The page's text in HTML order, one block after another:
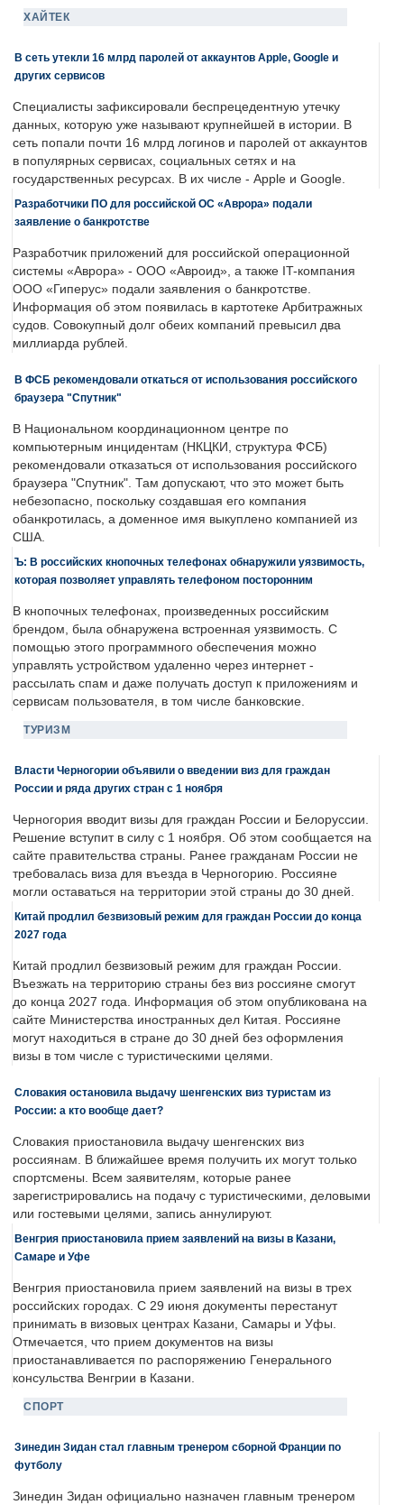
ХАЙТЕК
В сеть утекли 16 млрд паролей от аккаунтов Apple, Google и
других сервисов
Специалисты зафиксировали беспрецедентную утечку
данных, которую уже называют крупнейшей в истории. В
сеть попали почти 16 млрд логинов и паролей от аккаунтов
в популярных сервисах, социальных сетях и на
государственных ресурсах. В их числе - Apple и Google.
Разработчики ПО для российской ОС «Аврора» подали
заявление о банкротстве
Разработчик приложений для российской операционной
системы «Аврора» - ООО «Авроид», а также IT-компания
ООО «Гиперус» подали заявления о банкротстве.
Информация об этом появилась в картотеке Арбитражных
судов. Совокупный долг обеих компаний превысил два
миллиарда рублей.
В ФСБ рекомендовали откаться от использования российского
браузера "Спутник"
В Национальном координационном центре по
компьютерным инцидентам (НКЦКИ, структура ФСБ)
рекомендовали отказаться от использования российского
браузера "Спутник". Там допускают, что это может быть
небезопасно, поскольку создавшая его компания
обанкротилась, а доменное имя выкуплено компанией из
США.
Ъ: В российских кнопочных телефонах обнаружили уязвимость,
которая позволяет управлять телефоном посторонним
В кнопочных телефонах, произведенных российским
брендом, была обнаружена встроенная уязвимость. С
помощью этого программного обеспечения можно
управлять устройством удаленно через интернет -
рассылать спам и даже получать доступ к приложениям и
сервисам пользователя, в том числе банковские.
ТУРИЗМ
Власти Черногории объявили о введении виз для граждан
России и ряда других стран с 1 ноября
Черногория вводит визы для граждан России и Белоруссии.
Решение вступит в силу с 1 ноября. Об этом сообщается на
сайте правительства страны. Ранее гражданам России не
требовалась виза для въезда в Черногорию. Россияне
могли оставаться на территории этой страны до 30 дней.
Китай продлил безвизовый режим для граждан России до конца
2027 года
Китай продлил безвизовый режим для граждан России.
Въезжать на территорию страны без виз россияне смогут
до конца 2027 года. Информация об этом опубликована на
сайте Министерства иностранных дел Китая. Россияне
могут находиться в стране до 30 дней без оформления
визы в том числе с туристическими целями.
Словакия остановила выдачу шенгенских виз туристам из
России: а кто вообще дает?
Словакия приостановила выдачу шенгенских виз
россиянам. В ближайшее время получить их могут только
спортсмены. Всем заявителям, которые ранее
зарегистрировались на подачу с туристическими, деловыми
или гостевыми целями, запись аннулируют.
Венгрия приостановила прием заявлений на визы в Казани,
Самаре и Уфе
Венгрия приостановила прием заявлений на визы в трех
российских городах. С 29 июня документы перестанут
принимать в визовых центрах Казани, Самары и Уфы.
Отмечается, что прием документов на визы
приостанавливается по распоряжению Генерального
консульства Венгрии в Казани.
СПОРТ
Зинедин Зидан стал главным тренером сборной Франции по
футболу
Зинедин Зидан официально назначен главным тренером